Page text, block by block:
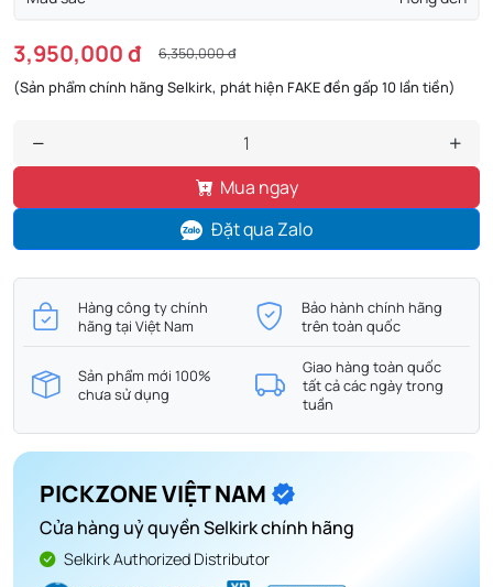
3,950,000 đ 6,350,000 đ
(Sản phẩm chính hãng Selkirk, phát hiện FAKE đền gấp 10 lần tiền)
Mua ngay
Đặt qua Zalo
Hàng công ty chính
hãng tại Việt Nam
Bảo hành chính hãng
trên toàn quốc
Sản phẩm mới 100%
chưa sử dụng
Giao hàng toàn quốc
tất cả các ngày trong
tuần
PICKZONE VIỆT NAM
Cửa hàng uỷ quyền Selkirk chính hãng
Selkirk Authorized Distributor